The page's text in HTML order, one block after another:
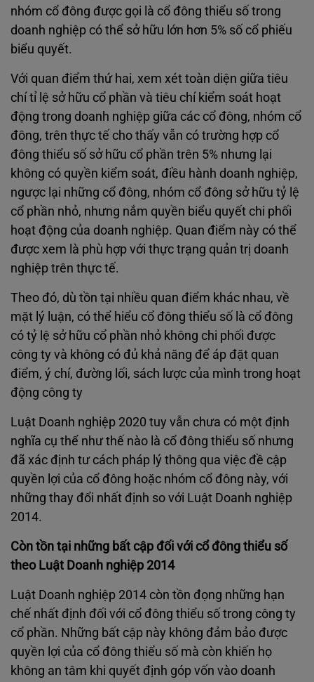
nhóm cổ đông được gọi là cổ đông thiểu số trong
doanh nghiệp có thể sở hữu lớn hơn 5% số cổ phiếu
biểu quyết.
Với quan điểm thứ hai, xem xét toàn diện giữa tiêu
chí tỉ lệ sở hữu cổ phần và tiêu chí kiểm soát hoạt
động trong doanh nghiệp giữa các cổ đông, nhóm cổ
đông, trên thực tế cho thấy vẫn có trường hợp cổ
đông thiểu số sở hữu cổ phần trên 5% nhưng lại
không có quyền kiểm soát, điều hành doanh nghiệp,
ngược lại những cổ đông, nhóm cổ đông sở hữu tỷ lệ
cổ phần nhỏ, nhưng nắm quyền biểu quyết chi phối
hoạt động của doanh nghiệp. Quan điểm này có thể
được xem là phù hợp với thực trạng quản trị doanh
nghiệp trên thực tế.
Theo đó, dù tồn tại nhiều quan điểm khác nhau, về
mặt lý luận, có thể hiểu cổ đông thiểu số là cổ đông
có tỷ lệ sở hữu cổ phần nhỏ không chi phối được
công ty và không có đủ khả năng để áp đặt quan
điểm, ý chí, đường lối, sách lược của mình trong hoạt
động công ty
Luật Doanh nghiệp 2020 tuy vẫn chưa có một định
nghĩa cụ thể như thế nào là cổ đông thiểu số nhưng
đã xác định tư cách pháp lý thông qua việc đề cập
quyền lợi của cổ đông hoặc nhóm cổ đông này, với
những thay đổi nhất định so với Luật Doanh nghiệp
2014.
Còn tồn tại những bất cập đối với cổ đông thiểu số
theo Luật Doanh nghiệp 2014
Luật Doanh nghiệp 2014 còn tồn đọng những hạn
chế nhất định đối với cổ đông thiểu số trong công ty
cổ phần. Những bất cập này không đảm bảo được
quyền lợi của cổ đông thiểu số mà còn khiến họ
không an tâm khi quyết định góp vốn vào doanh